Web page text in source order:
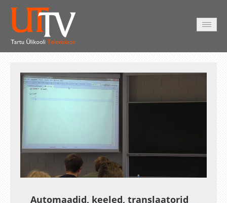
UnmuteLoaded
1.12%
Automaadid, keeled, translaatorid